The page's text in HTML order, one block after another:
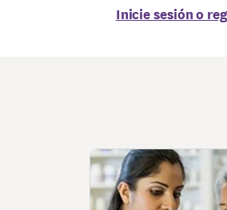
Inicie sesión o